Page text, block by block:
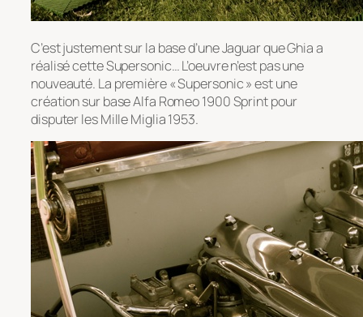
C’est justement sur la base d’une Jaguar que Ghia a
réalisé cette Supersonic… L’oeuvre n’est pas une
nouveauté. La première « Supersonic » est une
création sur base Alfa Romeo 1900 Sprint pour
disputer les Mille Miglia 1953.